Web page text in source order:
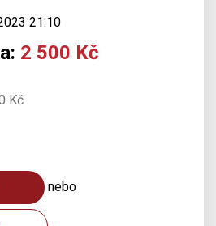
21:10
2 500 Kč
Kč
nebo